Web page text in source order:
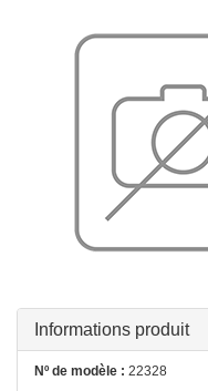
Informations produit
Nº de modèle : 22328